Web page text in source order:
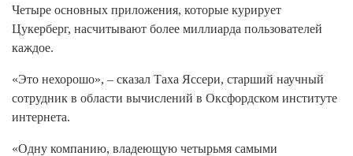
Четыре основных приложения, которые курирует
Цукерберг, насчитывают более миллиарда пользователей
каждое.
«Это нехорошо», – сказал Таха Яссери, старший научный
сотрудник в области вычислений в Оксфордском институте
интернета.
«Одну компанию, владеющую четырьмя самыми